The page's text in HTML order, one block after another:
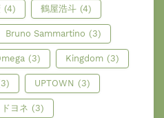
(4) 鶴屋浩斗 (4)
Bruno Sammartino (3)
(3) Kingdom (3)
UPTOWN (3)
ヨネ (3)